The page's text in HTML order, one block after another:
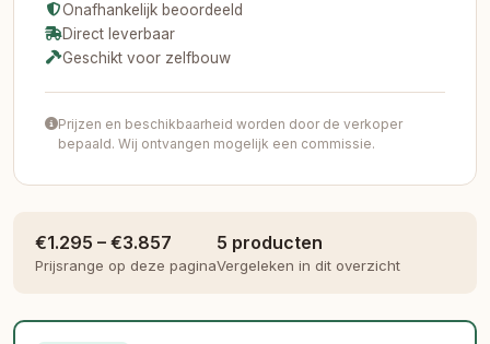
Onafhankelijk beoordeeld
Direct leverbaar
Geschikt voor zelfbouw
Prijzen en beschikbaarheid worden door de verkoper
bepaald. Wij ontvangen mogelijk een commissie.
€1.295 – €3.857
Prijsrange op deze pagina
5 producten
Vergeleken in dit overzicht